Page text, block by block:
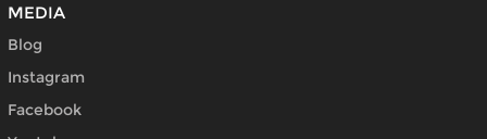
MEDIA
Blog
Instagram
Facebook